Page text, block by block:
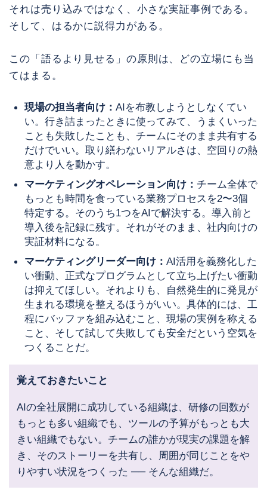
それは売り込みではなく、小さな実証事例である。
そして、はるかに説得力がある。
この「語るより見せる」の原則は、どの立場にも当
てはまる。
現場の担当者向け：AIを布教しようとしなくてい
い。行き詰まったときに使ってみて、うまくいった
ことも失敗したことも、チームにそのまま共有する
だけでいい。取り繕わないリアルさは、空回りの熱
意より人を動かす。
マーケティングオペレーション向け： チーム全体で
もっとも時間を食っている業務プロセスを2〜3個
特定する。そのうち1つをAIで解決する。導入前と
導入後を記録に残す。それがそのまま、社内向けの
実証材料になる。
マーケティングリーダー向け：AI活用を義務化した
い衝動、正式なプログラムとして立ち上げたい衝動
は抑えてほしい。それよりも、自然発生的に発見が
生まれる環境を整えるほうがいい。具体的には、工
程にバッファを組み込むこと、現場の実例を称える
こと、そして試して失敗しても安全だという空気を
つくることだ。
覚えておきたいこと
AIの全社展開に成功している組織は、研修の回数が
もっとも多い組織でも、ツールの予算がもっとも大
きい組織でもない。チームの誰かが現実の課題を解
き、そのストーリーを共有し、周囲が同じことをや
りやすい状況をつくった ── そんな組織だ。